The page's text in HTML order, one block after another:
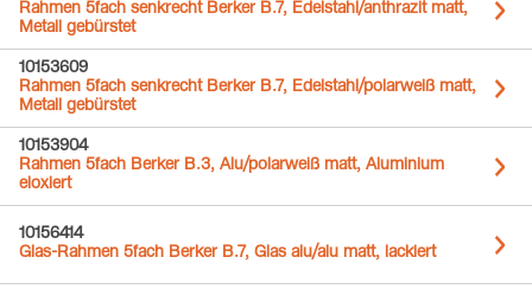
Rahmen 5fach senkrecht Berker B.7, Edelstahl/anthrazit matt,
Metall gebürstet
10153609
Rahmen 5fach senkrecht Berker B.7, Edelstahl/polarweiß matt,
Metall gebürstet
10153904
Rahmen 5fach Berker B.3, Alu/polarweiß matt, Aluminium
eloxiert
10156414
Glas-Rahmen 5fach Berker B.7, Glas alu/alu matt, lackiert